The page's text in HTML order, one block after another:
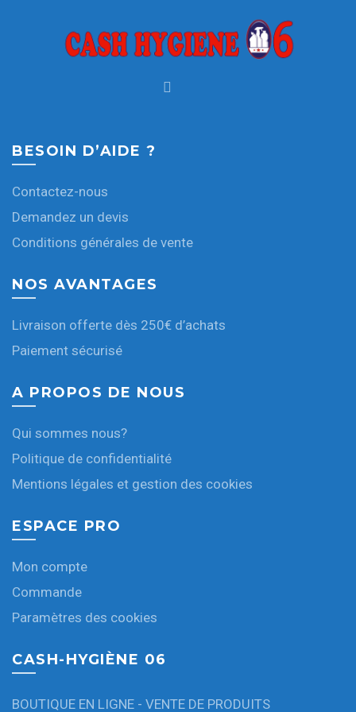
BESOIN D’AIDE ?
Contactez-nous
Demandez un devis
Conditions générales de vente
NOS AVANTAGES
Livraison offerte dès 250€ d’achats
Paiement sécurisé
A PROPOS DE NOUS
Qui sommes nous?
Politique de confidentialité
Mentions légales et gestion des cookies
ESPACE PRO
Mon compte
Commande
Paramètres des cookies
CASH-HYGIÈNE 06
BOUTIQUE EN LIGNE - VENTE DE PRODUITS